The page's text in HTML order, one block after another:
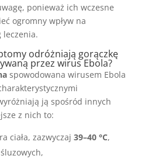
ponieważ ich wczesne
ogromny wpływ na
leczenia.
odróżniają gorączkę
przez wirus Ebola?
spowodowana wirusem Ebola
ją spośród innych
z nich to:
ciała, zazwyczaj 39–40 °C,